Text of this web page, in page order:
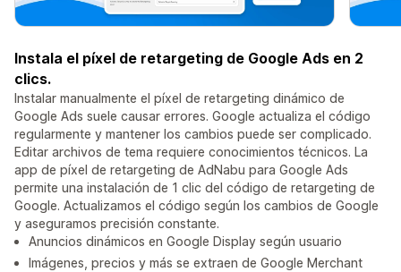
Instala el píxel de retargeting de Google Ads en 2
clics.
Instalar manualmente el píxel de retargeting dinámico de
Google Ads suele causar errores. Google actualiza el código
regularmente y mantener los cambios puede ser complicado.
Editar archivos de tema requiere conocimientos técnicos. La
app de píxel de retargeting de AdNabu para Google Ads
permite una instalación de 1 clic del código de retargeting de
Google. Actualizamos el código según los cambios de Google
y aseguramos precisión constante.
Anuncios dinámicos en Google Display según usuario
Imágenes, precios y más se extraen de Google Merchant